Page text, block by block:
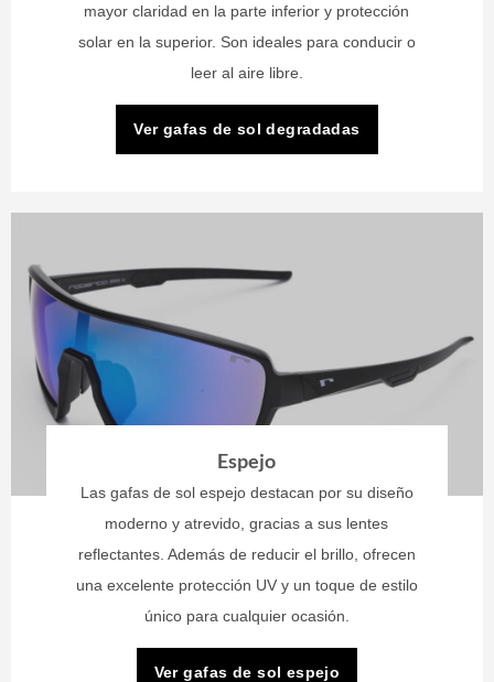
mayor claridad en la parte inferior y protección
solar en la superior. Son ideales para conducir o
leer al aire libre.
Ver gafas de sol degradadas
Espejo
Las gafas de sol espejo destacan por su diseño
moderno y atrevido, gracias a sus lentes
reflectantes. Además de reducir el brillo, ofrecen
una excelente protección UV y un toque de estilo
único para cualquier ocasión.
Ver gafas de sol espejo